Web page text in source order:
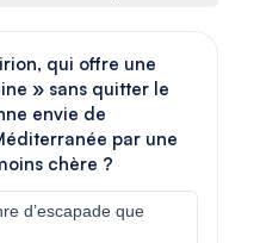
qui offre une
» sans quitter le
envie de
par une
chère ?
d’escapade que